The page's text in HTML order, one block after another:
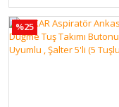
%25